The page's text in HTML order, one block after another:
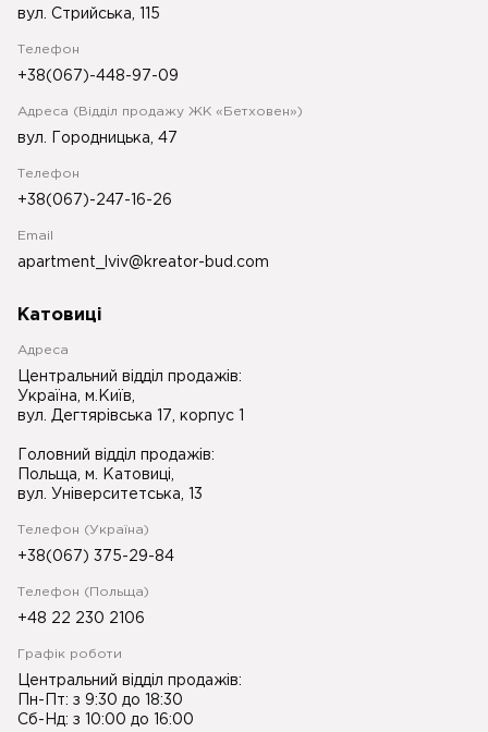
вул. Стрийська, 115
Телефон
+38(067)-448-97-09
Адреса (Відділ продажу ЖК «Бетховен»)
вул. Городницька, 47
Телефон
+38(067)-247-16-26
Email
apartment_lviv@kreator-bud.com
Катовиці
Адреса
Центральний відділ продажів:
Україна, м.Київ,
вул. Дегтярівська 17, корпус 1
Головний відділ продажів:
Польща, м. Катовиці,
вул. Університетська, 13
Телефон (Україна)
+38(067) 375-29-84
Телефон (Польща)
+48 22 230 2106
Графік роботи
Центральний відділ продажів:
Пн-Пт: з 9:30 до 18:30
Сб-Нд: з 10:00 до 16:00